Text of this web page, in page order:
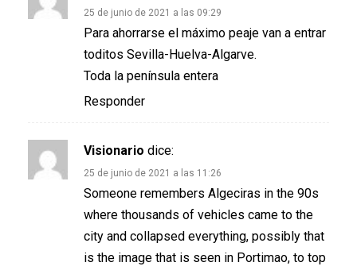
25 de junio de 2021 a las 09:29
Para ahorrarse el máximo peaje van a entrar
toditos Sevilla-Huelva-Algarve.
Toda la península entera
Responder
Visionario dice:
25 de junio de 2021 a las 11:26
Someone remembers Algeciras in the 90s
where thousands of vehicles came to the
city and collapsed everything, possibly that
is the image that is seen in Portimao, to top